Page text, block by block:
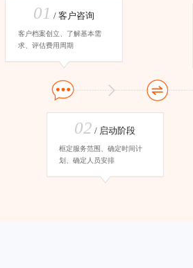
01 / 客户咨询
客户档案创立、了解基本需
求、评估费用周期
02 / 启动阶段
框定服务范围、确定时间计
划、确定人员安排